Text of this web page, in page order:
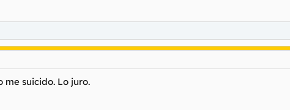
me suicido. Lo juro.